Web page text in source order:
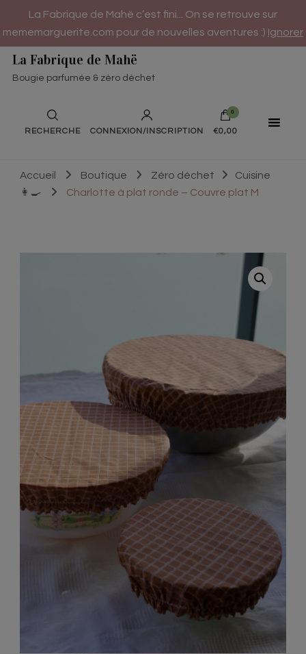
La Fabrique de Mahë c’est fini... On se retrouve sur
mememarguerite.com pour de nouvelles aventures :) Ignorer
La Fabrique de Mahë
Bougie parfumée & zéro déchet
RECHERCHE CONNEXION/INSCRIPTION
0
€0,00
Accueil Boutique Zéro déchet
Cuisine
👩‍🍳
Charlotte à plat ronde – Couvre plat M